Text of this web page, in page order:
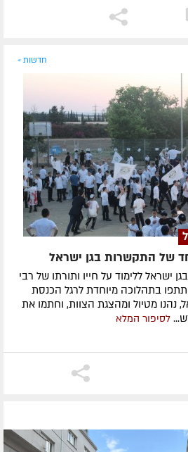
חדשות »
של התקשרות בגן ישראל
ישראל ללימוד על חייו ותורתו של רבי
בתהלוכה מיוחדת לרגל הכנסת
נהנו מטיול ומהצגת הצוות, וחתמו את
לסיפור המלא